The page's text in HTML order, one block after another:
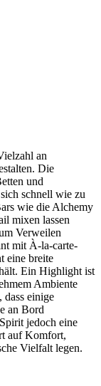
an
Die
und
schnell wie zu
wie die Alchemy
mixen lassen
Verweilen
mit À-la-carte-
eine breite
Ein Highlight ist
Ambiente
einige
an Bord
jedoch eine
auf Komfort,
Vielfalt legen.